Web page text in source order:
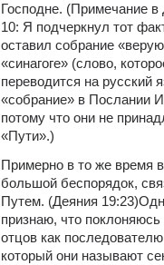
Господне. (Примечание в
10: Я подчеркнул тот
оставил собрание
«синагоге» (слово,
переводится на русский
«собрание» в Послании
потому что они не
«Пути».)
Примерно в то же время
большой беспорядок,
Путем. (Деяния
признаю, что
отцов как
который они называют